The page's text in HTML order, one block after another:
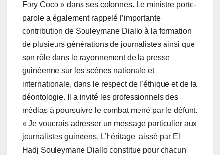
Fory Coco » dans ses colonnes. Le ministre porte-
parole a également rappelé l’importante
contribution de Souleymane Diallo à la formation
de plusieurs générations de journalistes ainsi que
son rôle dans le rayonnement de la presse
guinéenne sur les scènes nationale et
internationale, dans le respect de l’éthique et de la
déontologie. Il a invité les professionnels des
médias à poursuivre le combat mené par le défunt.
« Je voudrais adresser un message particulier aux
journalistes guinéens. L’héritage laissé par El
Hadj Souleymane Diallo constitue pour chacun